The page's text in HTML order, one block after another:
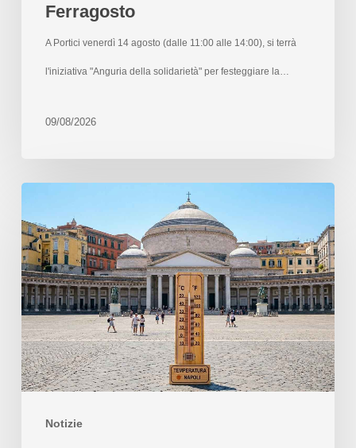
Ferragosto
A Portici venerdì 14 agosto (dalle 11:00 alle 14:00), si terrà
l'iniziativa "Anguria della solidarietà" per festeggiare la…
09/08/2026
Notizie